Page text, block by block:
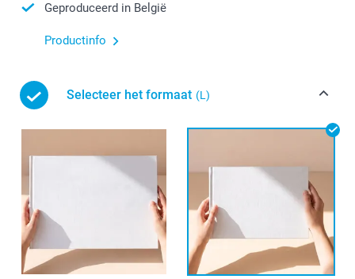
Geproduceerd in België
Productinfo
Selecteer het formaat (L)